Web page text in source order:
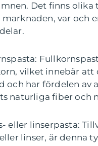
Det finns olika
marknaden, var och
vilket innebär att
och har fördelen av
naturliga fiber och
eller linserpasta:
linser, är denna